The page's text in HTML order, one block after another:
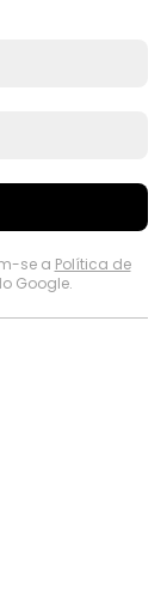
se a Política de
Google.